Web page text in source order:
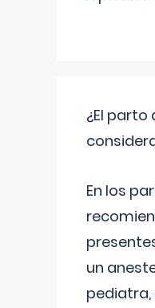
¿El parto
En los
un
pediatra,